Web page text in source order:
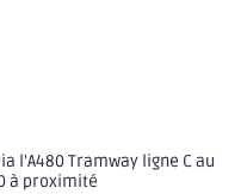
l'A480 Tramway ligne C au
à proximité